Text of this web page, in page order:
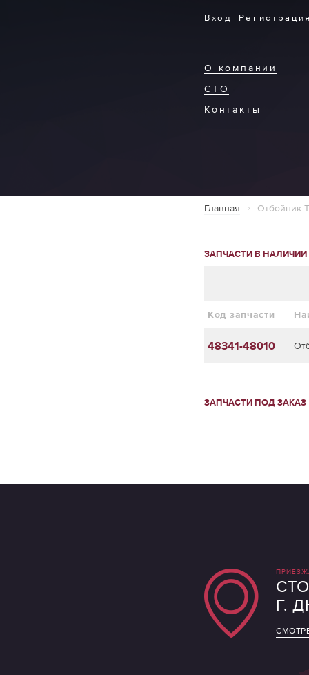
О компании
СТО
Контакты
Вход
Главная Отбойник
ЗАПЧАСТИ В НАЛИЧИИ
Код запчасти
48341-48010
ЗАПЧАСТИ ПОД ЗАКАЗ
СТО
Г.